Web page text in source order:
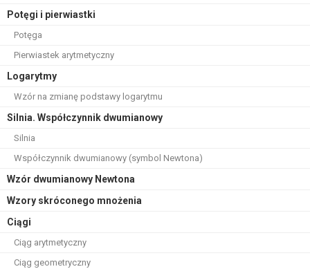
Potęgi i pierwiastki
Potęga
Pierwiastek arytmetyczny
Logarytmy
Wzór na zmianę podstawy logarytmu
Silnia. Współczynnik dwumianowy
Silnia
Współczynnik dwumianowy (symbol Newtona)
Wzór dwumianowy Newtona
Wzory skróconego mnożenia
Ciągi
Ciąg arytmetyczny
Ciąg geometryczny